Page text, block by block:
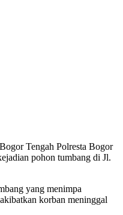
Tengah Polresta Bogor
pohon tumbang di Jl.
yang menimpa
korban meninggal